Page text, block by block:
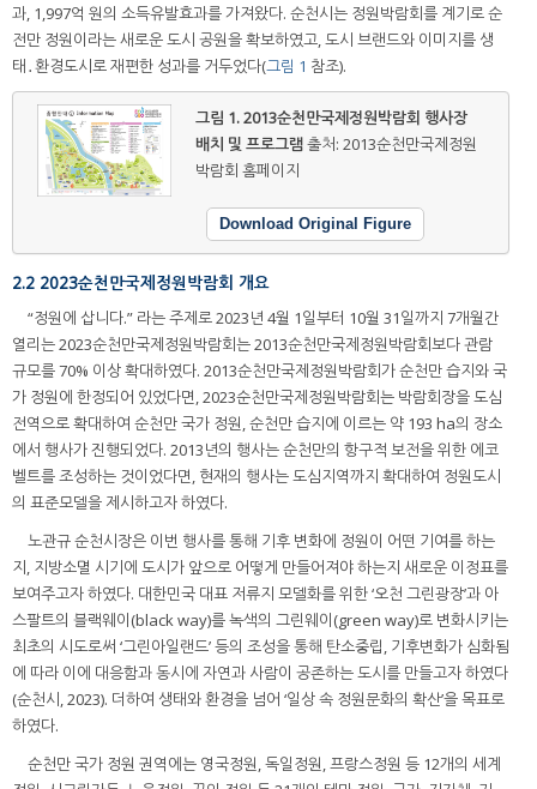
과, 1,997억 원의 소득유발효과를 가져왔다. 순천시는 정원박람회를 계기로 순
전만 정원이라는 새로운 도시 공원을 확보하였고, 도시 브랜드와 이미지를 생
태․환경도시로 재편한 성과를 거두었다(그림 1 참조).
그림 1.2013순천만국제정원박람회 행사장
배치 및 프로그램출처: 2013순천만국제정원
박람회 홈페이지
Download Original Figure
2.2 2023순천만국제정원박람회 개요
“정원에 삽니다.” 라는 주제로 2023년 4월 1일부터 10월 31일까지 7개월간
열리는 2023순천만국제정원박람회는 2013순천만국제정원박람회보다 관람
규모를 70% 이상 확대하였다. 2013순천만국제정원박람회가 순천만 습지와 국
가 정원에 한정되어 있었다면, 2023순천만국제정원박람회는 박람회장을 도심
전역으로 확대하여 순천만 국가 정원, 순천만 습지에 이르는 약 193 ha의 장소
에서 행사가 진행되었다. 2013년의 행사는 순천만의 항구적 보전을 위한 에코
벨트를 조성하는 것이었다면, 현재의 행사는 도심지역까지 확대하여 정원도시
의 표준모델을 제시하고자 하였다.
노관규 순천시장은 이번 행사를 통해 기후 변화에 정원이 어떤 기여를 하는
지, 지방소멸 시기에 도시가 앞으로 어떻게 만들어져야 하는지 새로운 이정표를
보여주고자 하였다. 대한민국 대표 저류지 모델화를 위한 ‘오천 그린광장’과 아
스팔트의 블랙웨이(black way)를 녹색의 그린웨이(green way)로 변화시키는
최초의 시도로써 ‘그린아일랜드’ 등의 조성을 통해 탄소중립, 기후변화가 심화됨
에 따라 이에 대응함과 동시에 자연과 사람이 공존하는 도시를 만들고자 하였다
(순천시, 2023). 더하여 생태와 환경을 넘어 ‘일상 속 정원문화의 확산’을 목표로
하였다.
순천만 국가 정원 권역에는 영국정원, 독일정원, 프랑스정원 등 12개의 세계